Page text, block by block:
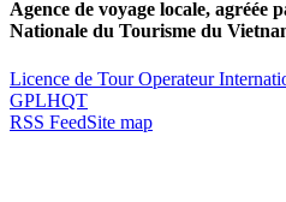
Agence de voyage locale,
Nationale du Tourisme du
Licence de Tour Operateur
GPLHQT
RSS FeedSite map